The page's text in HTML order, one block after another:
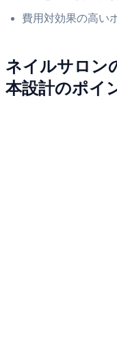
費用対効果の高い
ネイルサロン
本設計のポイ